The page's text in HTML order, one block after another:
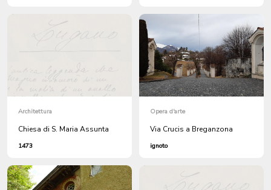
Architettura
Chiesa di S. Maria Assunta
1473
Opera d'arte
Via Crucis a Breganzona
ignoto